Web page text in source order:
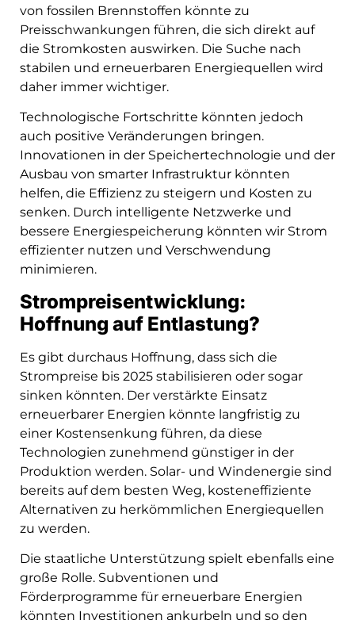
von fossilen Brennstoffen könnte zu
Preisschwankungen führen, die sich direkt auf
die Stromkosten auswirken. Die Suche nach
stabilen und erneuerbaren Energiequellen wird
daher immer wichtiger.
Technologische Fortschritte könnten jedoch
auch positive Veränderungen bringen.
Innovationen in der Speichertechnologie und der
Ausbau von smarter Infrastruktur könnten
helfen, die Effizienz zu steigern und Kosten zu
senken. Durch intelligente Netzwerke und
bessere Energiespeicherung könnten wir Strom
effizienter nutzen und Verschwendung
minimieren.
Strompreisentwicklung:
Hoffnung auf Entlastung?
Es gibt durchaus Hoffnung, dass sich die
Strompreise bis 2025 stabilisieren oder sogar
sinken könnten. Der verstärkte Einsatz
erneuerbarer Energien könnte langfristig zu
einer Kostensenkung führen, da diese
Technologien zunehmend günstiger in der
Produktion werden. Solar- und Windenergie sind
bereits auf dem besten Weg, kosteneffiziente
Alternativen zu herkömmlichen Energiequellen
zu werden.
Die staatliche Unterstützung spielt ebenfalls eine
große Rolle. Subventionen und
Förderprogramme für erneuerbare Energien
könnten Investitionen ankurbeln und so den